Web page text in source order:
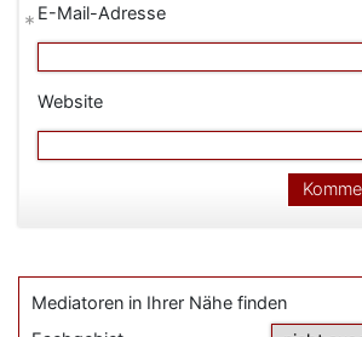
E-Mail-Adresse
*
Website
Mediatoren in Ihrer Nähe finden